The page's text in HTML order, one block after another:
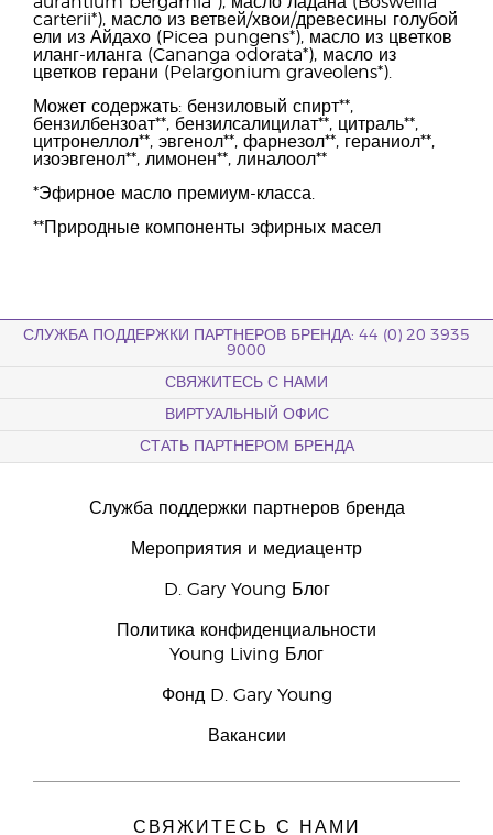
carterii*), масло из ветвей/хвои/древесины голубой
ели из Айдахо (Picea pungens*), масло из цветков
иланг-иланга (Cananga odorata*), масло из
цветков герани (Pelargonium graveolens*).
Может содержать: бензиловый спирт**,
бензилбензоат**, бензилсалицилат**, цитраль**,
цитронеллол**, эвгенол**, фарнезол**, гераниол**,
изоэвгенол**, лимонен**, линалоол**
*Эфирное масло премиум-класса.
**Природные компоненты эфирных масел
СЛУЖБА ПОДДЕРЖКИ ПАРТНЕРОВ БРЕНДА: 44 (0) 20 3935
9000
СВЯЖИТЕСЬ С НАМИ
ВИРТУАЛЬНЫЙ ОФИС
СТАТЬ ПАРТНЕРОМ БРЕНДА
Служба поддержки партнеров бренда
Мероприятия и медиацентр
D. Gary Young Блог
Политика конфиденциальности
Young Living Блог
Фонд D. Gary Young
Вакансии
СВЯЖИТЕСЬ С НАМИ